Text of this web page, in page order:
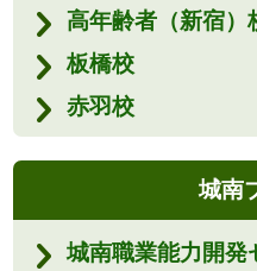
高年齢者（新宿）
板橋校
赤羽校
城南
城南職業能力開発